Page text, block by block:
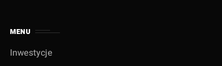
MENU
Inwestycje